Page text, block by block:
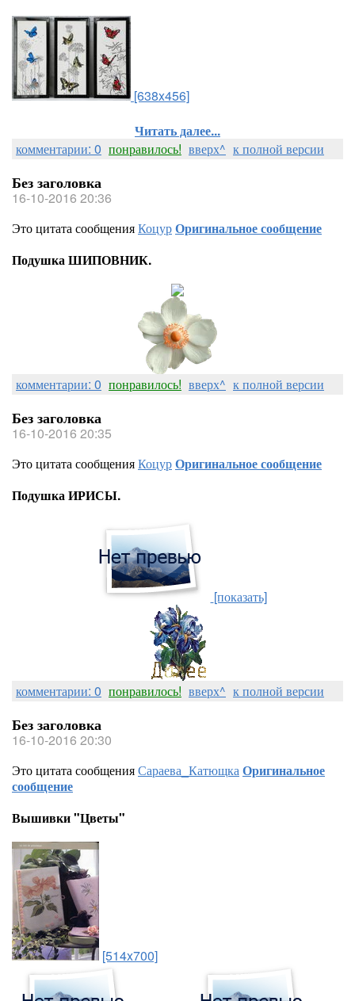
[638x456]
Читать далее...
комментарии: 0 понравилось! вверх^ к полной версии
Без заголовка
16-10-2016 20:36
Это цитата сообщенияКоцурОригинальное сообщение
Подушка ШИПОВНИК.
комментарии: 0 понравилось! вверх^ к полной версии
Без заголовка
16-10-2016 20:35
Это цитата сообщенияКоцурОригинальное сообщение
Подушка ИРИСЫ.
[показать]
комментарии: 0 понравилось! вверх^ к полной версии
Без заголовка
16-10-2016 20:30
Это цитата сообщенияСараева_КатющкаОригинальное
сообщение
Вышивки "Цветы"
[514x700]